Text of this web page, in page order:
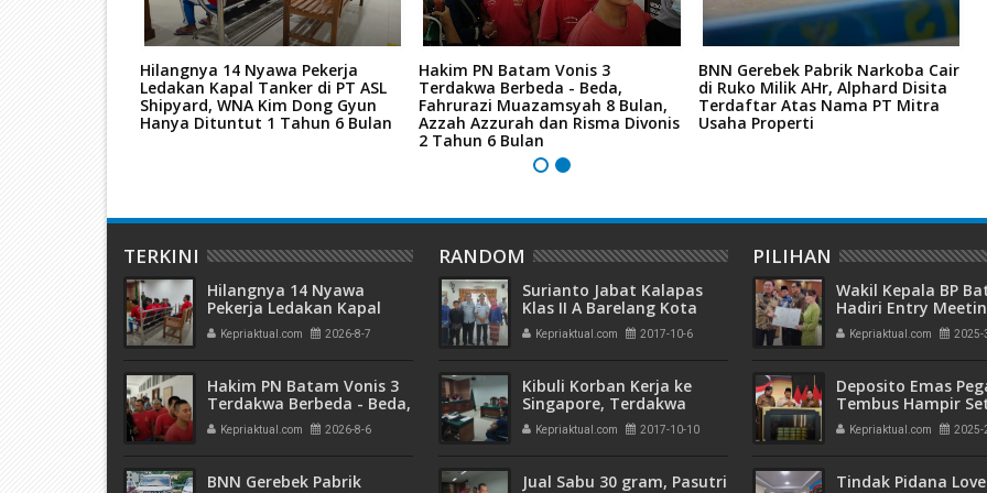
Hilangnya 14 Nyawa Pekerja
Ledakan Kapal Tanker di PT ASL
Shipyard, WNA Kim Dong Gyun
Hanya Dituntut 1 Tahun 6 Bulan
Hakim PN Batam Vonis 3
Terdakwa Berbeda - Beda,
Fahrurazi Muazamsyah 8 Bulan,
Azzah Azzurah dan Risma Divonis
2 Tahun 6 Bulan
BNN Gerebek Pabrik Narkoba Cair
di Ruko Milik AHr, Alphard Disita
Terdaftar Atas Nama PT Mitra
Usaha Properti
TERKINI
Hilangnya 14 Nyawa
Pekerja Ledakan Kapal
Tanker di PT ASL Shipyard,
WNA Kim Dong Gyun
Bulan
Kepriaktual.com 2026-8-7
Hakim PN Batam Vonis 3
Terdakwa Berbeda - Beda,
Fahrurazi Muazamsyah 8
Bulan, Azzah Azzurah dan
Bulan
Kepriaktual.com 2026-8-6
BNN Gerebek Pabrik
RANDOM
Surianto Jabat Kalapas
Klas II A Barelang Kota
Batam
Kepriaktual.com 2017-10-6
Kibuli Korban Kerja ke
Singapore, Terdakwa
Lihadi Tipu 1 juta/orang
Kepriaktual.com 2017-10-10
Jual Sabu 30 gram, Pasutri
PILIHAN
Wakil Kepala BP
Hadiri Entry
Komitmen
Pengelolaan
Akuntabel
Kepriaktual.com 2025-
Deposito Emas
Tembus Hampir
Ton, Sehari Setelah
Presiden Resmikan
Kepriaktual.com 2025-
Tindak Pidana Love